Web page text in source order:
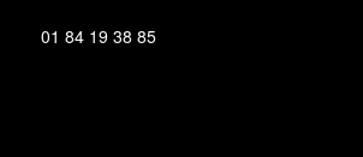
01 84 19 38 85